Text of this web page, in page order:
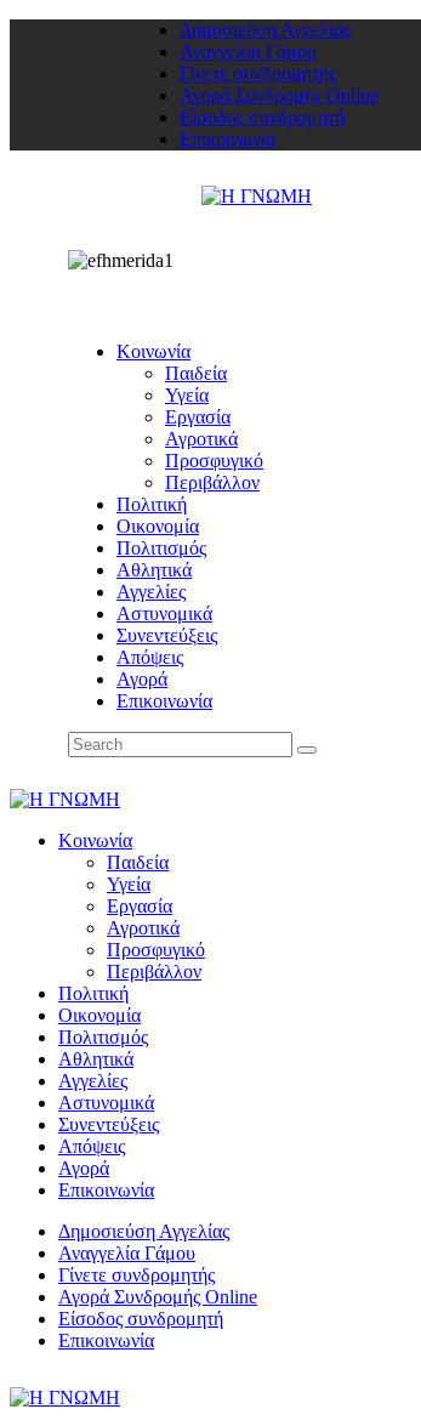
Δημοσιεύση Αγγελίας
Αναγγελία Γάμου
Γίνετε συνδρομητής
Αγορά Συνδρομής Online
Είσοδος συνδρομητή
Επικοινωνία
Κοινωνία
Παιδεία
Υγεία
Εργασία
Αγροτικά
Προσφυγικό
Περιβάλλον
Πολιτική
Οικονομία
Πολιτισμός
Αθλητικά
Αγγελίες
Αστυνομικά
Συνεντεύξεις
Απόψεις
Αγορά
Επικοινωνία
Κοινωνία
Παιδεία
Υγεία
Εργασία
Αγροτικά
Προσφυγικό
Περιβάλλον
Πολιτική
Οικονομία
Πολιτισμός
Αθλητικά
Αγγελίες
Αστυνομικά
Συνεντεύξεις
Απόψεις
Αγορά
Επικοινωνία
Δημοσιεύση Αγγελίας
Αναγγελία Γάμου
Γίνετε συνδρομητής
Αγορά Συνδρομής Online
Είσοδος συνδρομητή
Επικοινωνία